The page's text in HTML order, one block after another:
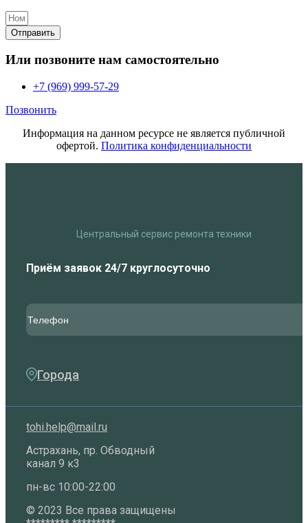
Отправить
Или позвоните нам самостоятельно
+7 (969) 999-57-29
Позвонить
Информация на данном ресурсе не является публичной
офертой. Политика конфиденциальности
Центральный сервис ремонта техники
Города
Приём заявок 24/7 круглосуточно
tohi.help@mail.ru
Астрахань, пр. Обводный
канал 9 к3
пн-вс 10:00-22:00
©️ 2023 Все права защищены